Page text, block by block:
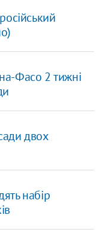
Фасо 2 тижні
двох
набір